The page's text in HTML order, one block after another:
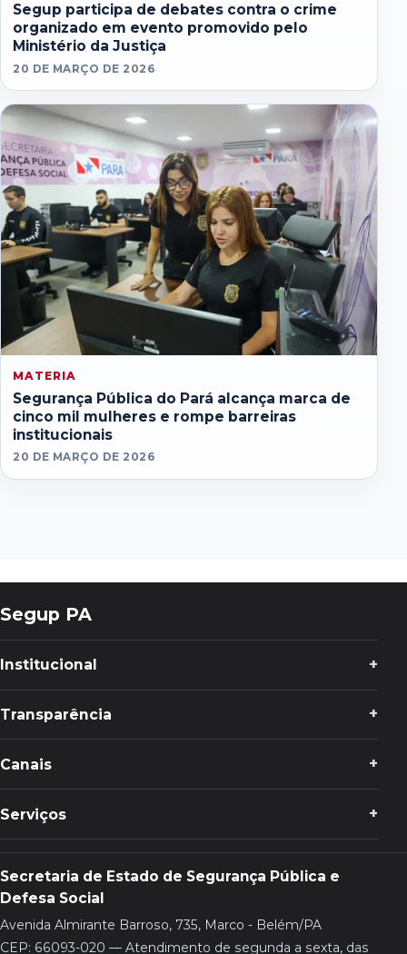
Segup participa de debates contra o crime
organizado em evento promovido pelo
Ministério da Justiça
20 DE MARÇO DE 2026
MATERIA
Segurança Pública do Pará alcança marca de
cinco mil mulheres e rompe barreiras
institucionais
20 DE MARÇO DE 2026
Segup PA
Institucional
Transparência
Canais
Serviços
Secretaria de Estado de Segurança Pública e
Defesa Social
Avenida Almirante Barroso, 735, Marco - Belém/PA
CEP: 66093-020 — Atendimento de segunda a sexta, das